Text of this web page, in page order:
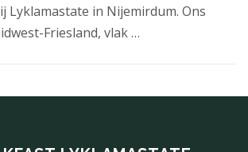
Lyklamastate in Nijemirdum. Ons
Friesland, vlak …